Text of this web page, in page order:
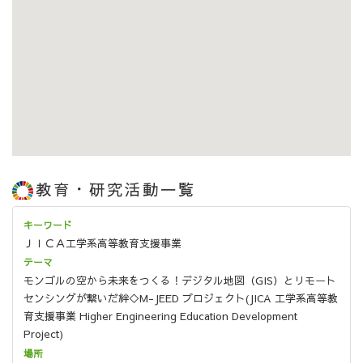
教育・研究活動一覧
ＪＩＣＡ工学系高等教育支援事業
モンゴルの空から未来をつくる！デジタル地図（GIS）とリモート
センシングが繋いだ絆◇M-JEED プロジェクト(JICA 工学系高等教
育支援事業 Higher Engineering Education Development
Project)